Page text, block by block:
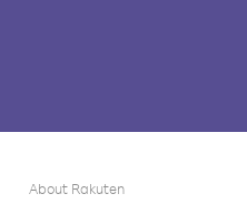
About Rakuten